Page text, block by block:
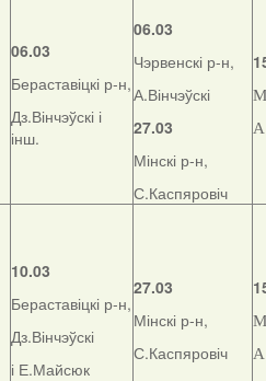
06.03
Бераставіцкі р-н,
Дз.Вінчэўскі і
інш.
06.03
Чэрвенскі р-н,
А.Вінчэўскі
27.03
Мінскі р-н,
С.Каспяровіч
10.03
Бераставіцкі р-н,
Дз.Вінчэўскі
і Е.Майсюк
27.03
Мінскі р-н,
С.Каспяровіч